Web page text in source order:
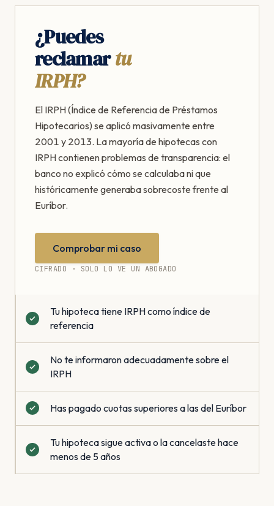
¿Puedes
reclamartu
IRPH?
El IRPH (Índice de Referencia de Préstamos
Hipotecarios) se aplicó masivamente entre
2001 y 2013. La mayoría de hipotecas con
IRPH contienen problemas de transparencia: el
banco no explicó cómo se calculaba ni que
históricamente generaba sobrecoste frente al
Euríbor.
Comprobar mi caso
CIFRADO · SOLO LO VE UN ABOGADO
Tu hipoteca tiene IRPH como índice de
referencia
No te informaron adecuadamente sobre el
IRPH
Has pagado cuotas superiores a las del Euríbor
Tu hipoteca sigue activa o la cancelaste hace
menos de 5 años